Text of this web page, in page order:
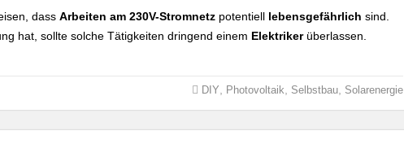
dass Arbeiten am 230V-Stromnetz potentiell lebensgefährlich sind.
hat, sollte solche Tätigkeiten dringend einem Elektrikerüberlassen.
DIY Photovoltaik Selbstbau, Solarenergie